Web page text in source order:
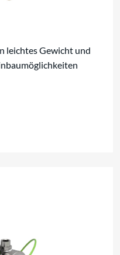
leichtes Gewicht und